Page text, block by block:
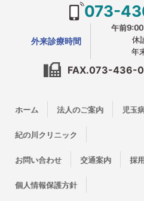
073-
外来診療時間
午前
休
年末年
FAX.073-436-
ホーム 法人のご案内 児玉
紀の川クリニック
お問い合わせ 交通案内 採
個人情報保護方針